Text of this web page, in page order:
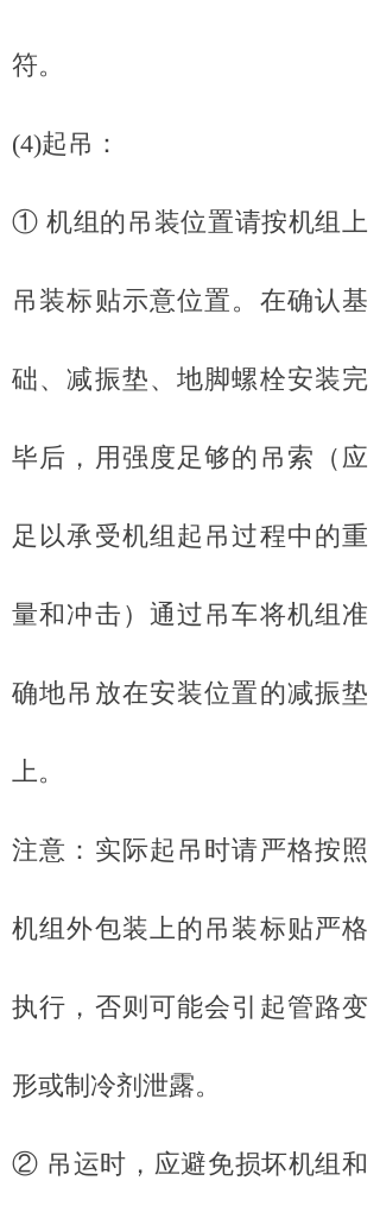
符。
(4)起吊：
① 机组的吊装位置请按机组上
吊装标贴示意位置。在确认基
础、减振垫、地脚螺栓安装完
毕后，用强度足够的吊索（应
足以承受机组起吊过程中的重
量和冲击）通过吊车将机组准
确地吊放在安装位置的减振垫
上。
注意：实际起吊时请严格按照
机组外包装上的吊装标贴严格
执行，否则可能会引起管路变
形或制冷剂泄露。
② 吊运时，应避免损坏机组和